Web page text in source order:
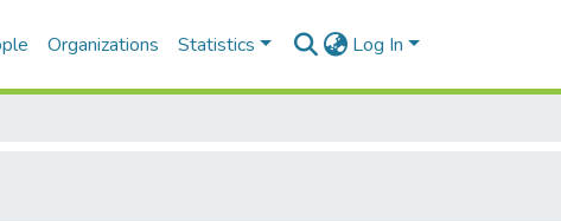
Organizations Statistics Log In